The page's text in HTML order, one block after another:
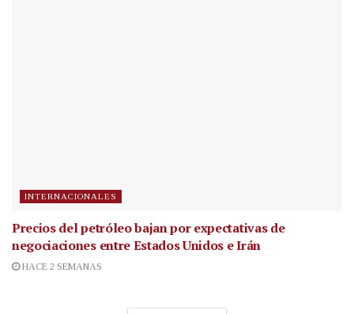
INTERNACIONALES
Precios del petróleo bajan por expectativas de
negociaciones entre Estados Unidos e Irán
HACE 2 SEMANAS